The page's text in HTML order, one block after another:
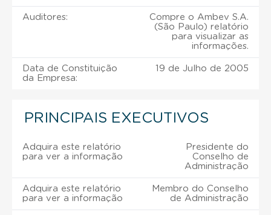
Auditores:
Compre o Ambev S.A.
(São Paulo) relatório
para visualizar as
informações.
Data de Constituição
da Empresa:
19 de Julho de 2005
PRINCIPAIS EXECUTIVOS
Adquira este relatório
para ver a informação
Presidente do
Conselho de
Administração
Adquira este relatório
para ver a informação
Membro do Conselho
de Administração